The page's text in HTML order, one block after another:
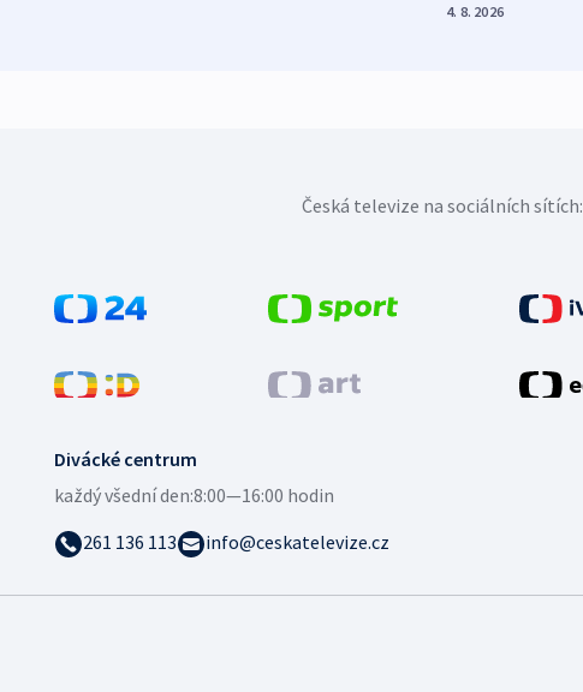
4. 8. 2026
Česká televize na sociálních sítích:
Divácké centrum
každý všední den:8:00—16:00 hodin
261 136 113
info@ceskatelevize.cz